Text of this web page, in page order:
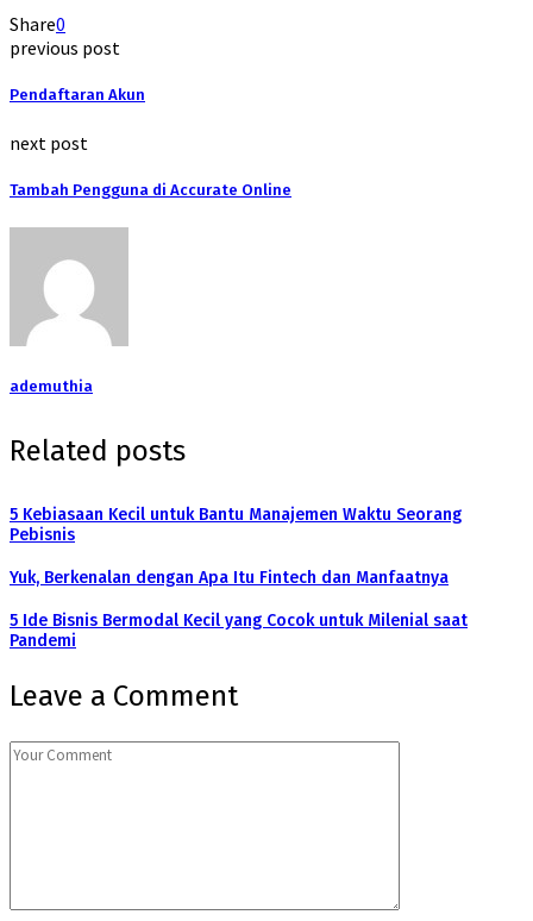
Share0
previous post
Pendaftaran Akun
next post
Tambah Pengguna di Accurate Online
ademuthia
Related posts
5 Kebiasaan Kecil untuk Bantu Manajemen Waktu Seorang
Pebisnis
Yuk, Berkenalan dengan Apa Itu Fintech dan Manfaatnya
5 Ide Bisnis Bermodal Kecil yang Cocok untuk Milenial saat
Pandemi
Leave a Comment